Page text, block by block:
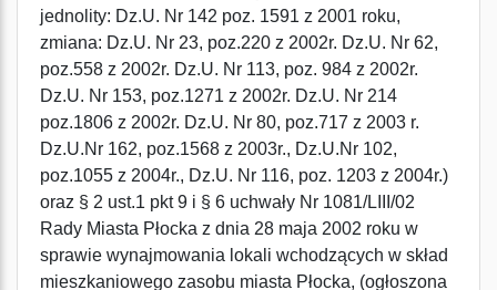
jednolity: Dz.U. Nr 142 poz. 1591 z 2001 roku,
zmiana: Dz.U. Nr 23, poz.220 z 2002r. Dz.U. Nr 62,
poz.558 z 2002r. Dz.U. Nr 113, poz. 984 z 2002r.
Dz.U. Nr 153, poz.1271 z 2002r. Dz.U. Nr 214
poz.1806 z 2002r. Dz.U. Nr 80, poz.717 z 2003 r.
Dz.U.Nr 162, poz.1568 z 2003r., Dz.U.Nr 102,
poz.1055 z 2004r., Dz.U. Nr 116, poz. 1203 z 2004r.)
oraz § 2 ust.1 pkt 9 i § 6 uchwały Nr 1081/LIII/02
Rady Miasta Płocka z dnia 28 maja 2002 roku w
sprawie wynajmowania lokali wchodzących w skład
mieszkaniowego zasobu miasta Płocka, (ogłoszona